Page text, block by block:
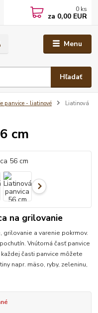
Menu
Hľadať
0 ks
za 0,00 EUR
panvice - liatinové
Liatinová
cm
na grilovanie
grilovanie a varenie pokrmov.
Vnútorná časť panvice
časti panvice môžete
napr. mäso, ryby, zeleninu,